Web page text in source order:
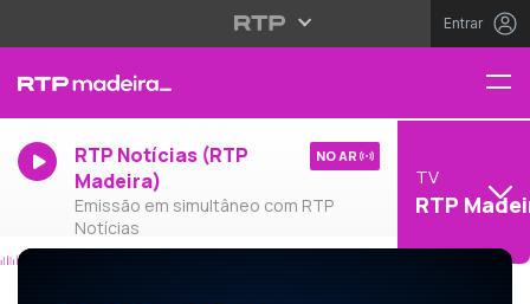
Entrar
RTP Notícias (RTP
Madeira)
Emissão em simultâneo com RTP
Notícias
NO AR
TV
RTP